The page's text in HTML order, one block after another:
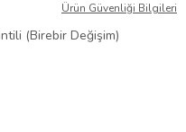
Ürün Güvenliği Bilgileri
(Birebir Değişim)